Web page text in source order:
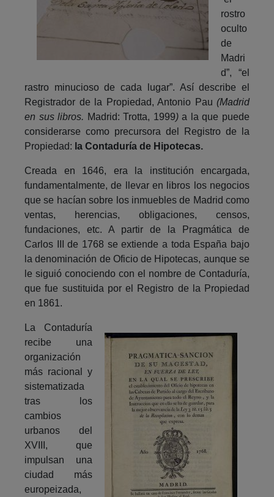
rostro
oculto
de
Madri
d”, “el
rastro minucioso de cada lugar”. Así describe el
Registrador de la Propiedad, Antonio Pau (Madrid
en sus libros. Madrid: Trotta, 1999)a la que puede
considerarse como precursora del Registro de la
Propiedad: la Contaduría de Hipotecas.
Creada en 1646, era la institución encargada,
fundamentalmente, de llevar en libros los negocios
que se hacían sobre los inmuebles de Madrid como
ventas, herencias, obligaciones, censos,
fundaciones, etc. A partir de la Pragmática de
Carlos III de 1768 se extiende a toda España bajo
la denominación de Oficio de Hipotecas, aunque se
le siguió conociendo con el nombre de Contaduría,
que fue sustituida por el Registro de la Propiedad
en 1861.
La Contaduría
recibe una
organización
más racional y
sistematizada
tras los
cambios
urbanos del
XVIII, que
impulsan una
ciudad más
europeizada,